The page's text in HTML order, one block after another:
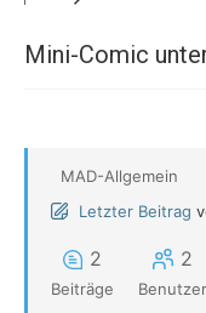
Mini-Comic
MAD-Allgemein
Letzter Beitrag
2
Beiträge
2
Benutzer